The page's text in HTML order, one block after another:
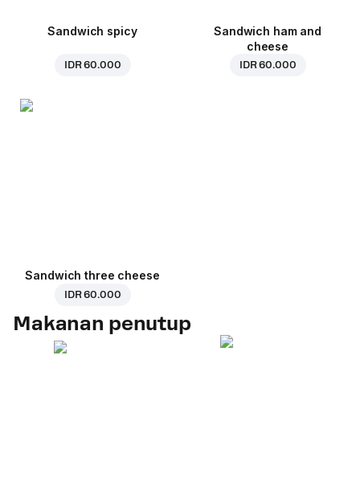
Sandwich spicy
IDR 60.000
Sandwich ham and
cheese
IDR 60.000
Sandwich three cheese
IDR 60.000
Makanan penutup